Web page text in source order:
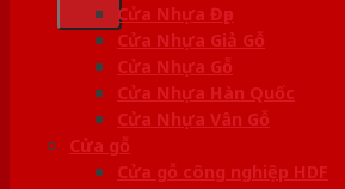
Cửa Nhựa Đẹp
Cửa Nhựa Giả Gỗ
Cửa Nhựa Gỗ
Cửa Nhựa Hàn Quốc
Cửa Nhựa Vân Gỗ
Cửa gỗ
Cửa gỗ công nghiệp HDF